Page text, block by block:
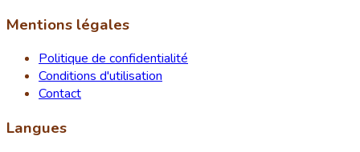
Mentions légales
Politique de confidentialité
Conditions d'utilisation
Contact
Langues